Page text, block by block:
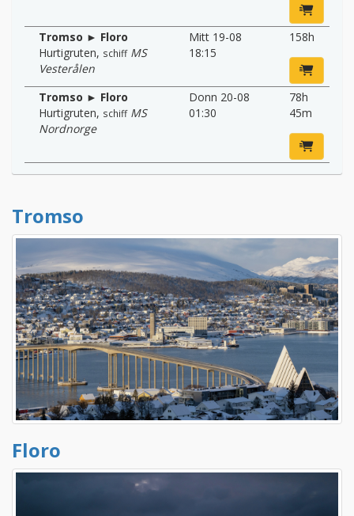
Tromso ► Floro
Hurtigruten, schiff MS
Vesterålen
Mitt 19-08
18:15
158h
Tromso ► Floro
Hurtigruten, schiff MS
Nordnorge
Donn 20-08
01:30
78h
45m
Tromso
Floro